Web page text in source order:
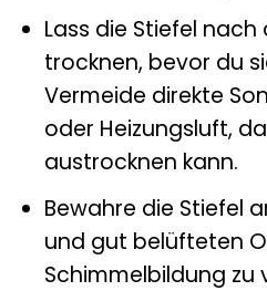
Lass die Stiefel
trocknen, bevor du
Vermeide direkte
oder Heizungsluft,
austrocknen kann.
Bewahre die Stiefel
und gut belüfteten
Schimmelbildung zu